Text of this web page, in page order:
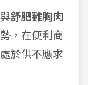
與舒肥雞胸肉
，在便利商
於供不應求